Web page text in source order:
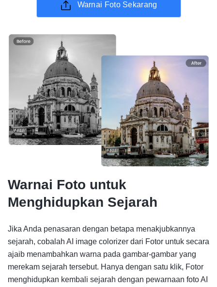
Warnai Foto Sekarang
Warnai Foto untuk
Menghidupkan Sejarah
Jika Anda penasaran dengan betapa menakjubkannya
sejarah, cobalah AI image colorizer dari Fotor untuk secara
ajaib menambahkan warna pada gambar-gambar yang
merekam sejarah tersebut. Hanya dengan satu klik, Fotor
menghidupkan kembali sejarah dengan pewarnaan foto AI